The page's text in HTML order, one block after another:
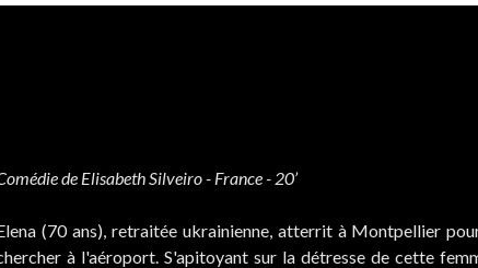
de Elisabeth Silveiro - France - 20’
(70 ans), retraitée ukrainienne, atterrit à Montpellier
à l'aéroport. S'apitoyant sur la détresse de cette